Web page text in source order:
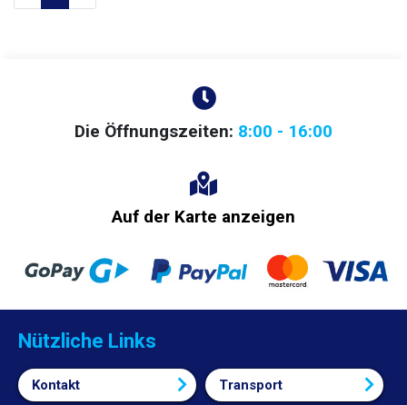
Die Öffnungszeiten: 8:00 - 16:00
Auf der Karte anzeigen
Nützliche Links
Kontakt Transport